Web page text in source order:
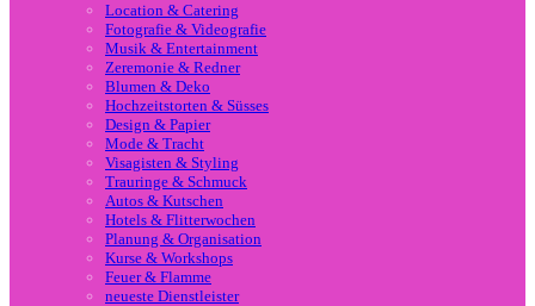
Location & Catering
Fotografie & Videografie
Musik & Entertainment
Zeremonie & Redner
Blumen & Deko
Hochzeitstorten & Süsses
Design & Papier
Mode & Tracht
Visagisten & Styling
Trauringe & Schmuck
Autos & Kutschen
Hotels & Flitterwochen
Planung & Organisation
Kurse & Workshops
Feuer & Flamme
neueste Dienstleister